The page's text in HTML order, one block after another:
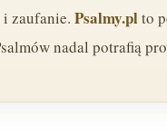
zaufanie. Psalmy.plto
nadal potrafią